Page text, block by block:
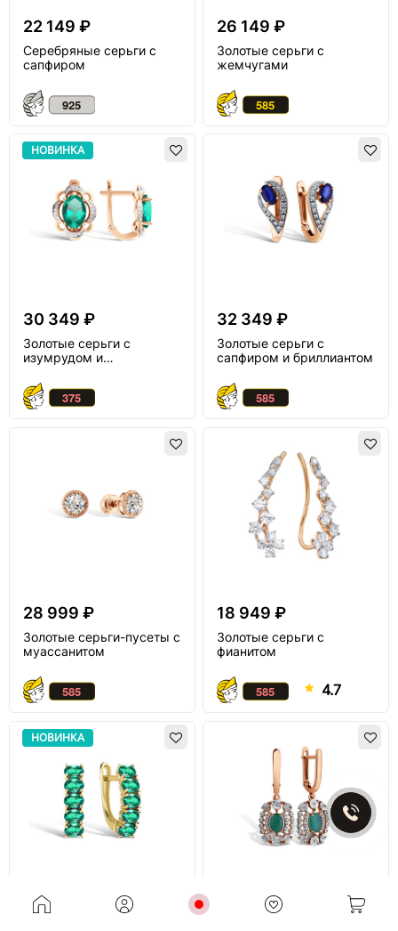
22 149 ₽
Серебряные серьги с
сапфиром
26 149 ₽
Золотые серьги с
жемчугами
НОВИНКА
30 349 ₽
Золотые серьги с
изумрудом и
32 349 ₽
Золотые серьги с
сапфиром и бриллиантом
28 999 ₽
Золотые серьги-пусеты с
муассанитом
18 949 ₽
Золотые серьги с
фианитом
4.7
НОВИНКА
30 249 ₽ 59 399 ₽